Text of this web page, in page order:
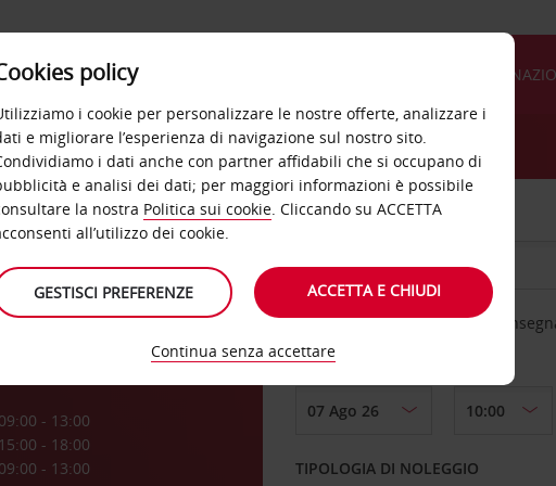
OFFERTE
09:00 - 13:00
15:00 - 18:00
09:00 - 13:00
Scegli una località di
DAL GIORNO
TIPOLOGIA DI NOLEGGIO
policy
i cookie per personalizzare le nostre offerte, analizzare i
e migliorare l’esperienza di navigazione sul nostro sito.
i dati anche con partner affidabili che si occupano di
e analisi dei dati; per maggiori informazioni è possibile
la nostra Politica sui cookie. Cliccando su ACCETTA
all’utilizzo dei cookie.
GESTISCI PREFERENZE ACCETTA E CHIUDI
Continua senza accettare